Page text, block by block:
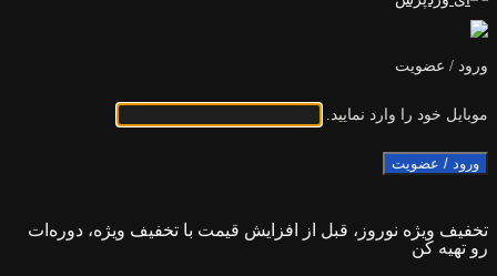
ورود / عضویت
موبایل خود را وارد نمایید.
ورود / عضویت
تخفیف ویژه نوروز، قبل از افزایش قیمت با تخفیف ویژه، دوره‌ات
رو تهیه کن